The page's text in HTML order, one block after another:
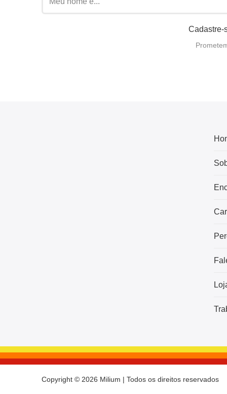
Cadastre-
Copyright © 2026 Milium | Todos os direitos reservados